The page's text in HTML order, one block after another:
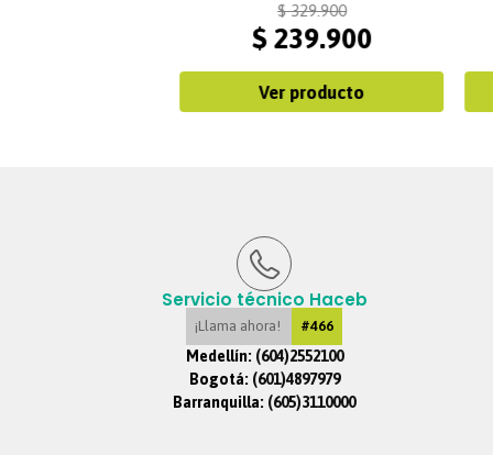
$ 329.900
$ 239.900
Ver producto
Servicio técnico Haceb
¡Llama ahora! #466
Medellín: (604)2552100
Bogotá: (601)4897979
Barranquilla: (605)3110000